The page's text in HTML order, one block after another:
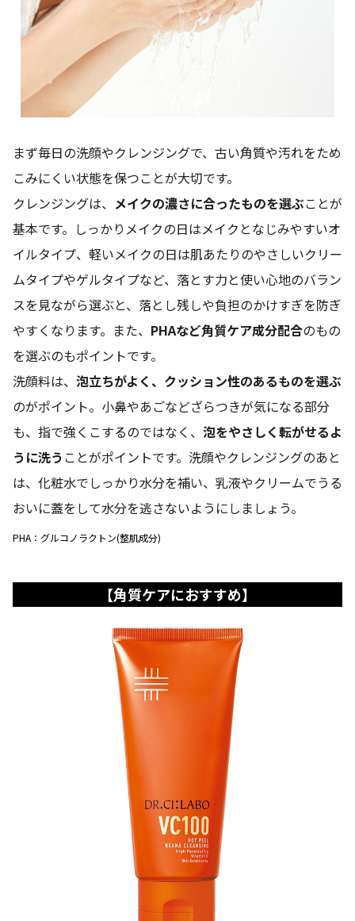
まず毎日の洗顔やクレンジングで、古い角質や汚れをため
こみにくい状態を保つことが大切です。
クレンジングは、 メイクの濃さに合ったものを選ぶことが
基本です。しっかりメイクの日はメイクとなじみやすいオ
イルタイプ、軽いメイクの日は肌あたりのやさしいクリー
ムタイプやゲルタイプなど、落とす力と使い心地のバラン
スを見ながら選ぶと、落とし残しや負担のかけすぎを防ぎ
やすくなります。また、 PHAなど角質ケア成分配合のもの
を選ぶのもポイントです。
洗顔料は、 泡立ちがよく、クッション性のあるものを選ぶ
のがポイント。小鼻やあごなどざらつきが気になる部分
も、指で強くこするのではなく、 泡をやさしく転がせるよ
うに洗う ことがポイントです。洗顔やクレンジングのあと
は、化粧水でしっかり水分を補い、乳液やクリームでうる
おいに蓋をして水分を逃さないようにしましょう。
PHA：グルコノラクトン(整肌成分)
【角質ケアにおすすめ】